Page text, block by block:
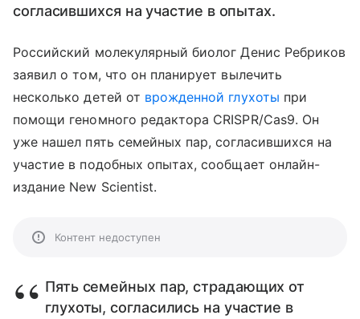
согласившихся на участие в опытах.
Российский молекулярный биолог Денис Ребриков
заявил о том, что он планирует вылечить
несколько детей от врожденной глухоты при
помощи геномного редактора CRISPR/Cas9. Он
уже нашел пять семейных пар, согласившихся на
участие в подобных опытах, сообщает онлайн-
издание New Scientist.
Контент недоступен
Пять семейных пар, страдающих от
глухоты, согласились на участие в